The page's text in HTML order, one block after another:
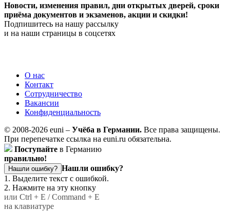
Новости, изменения правил, дни открытых дверей, сроки
приёма документов и экзаменов, акции и скидки!
Подпишитесь на нашу рассылку
и на наши страницы в соцсетях
О нас
Контакт
Сотрудничество
Вакансии
Конфиденциальность
© 2008-2026 euni – Учёба в Германии. Все права защищены.
При перепечатке ссылка на euni.ru обязательна.
Поступайте в Германию
правильно!
Нашли ошибку? Нашли ошибку?
1. Выделите текст с ошибкой.
2. Нажмите на эту кнопку
или Ctrl + E / Command + E
на клавиатуре